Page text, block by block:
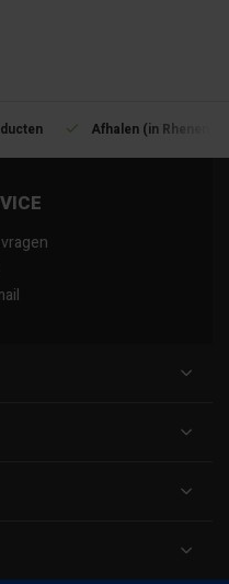
Afhalen (in Rhenen)